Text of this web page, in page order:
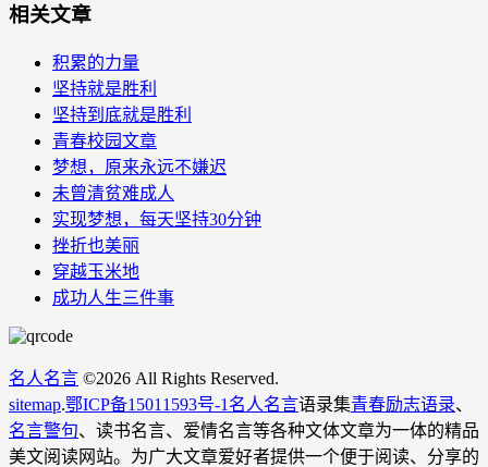
相关文章
积累的力量
坚持就是胜利
坚持到底就是胜利
青春校园文章
梦想，原来永远不嫌迟
未曾清贫难成人
实现梦想，每天坚持30分钟
挫折也美丽
穿越玉米地
成功人生三件事
名人名言 ©2026 All Rights Reserved.
sitemap.鄂ICP备15011593号-1 名人名言语录集青春励志语录、
名言警句、读书名言、爱情名言等各种文体文章为一体的精品
美文阅读网站。为广大文章爱好者提供一个便于阅读、分享的